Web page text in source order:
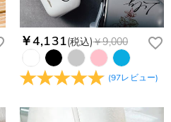
￥4,131(税込)￥9,000
(97レビュー)